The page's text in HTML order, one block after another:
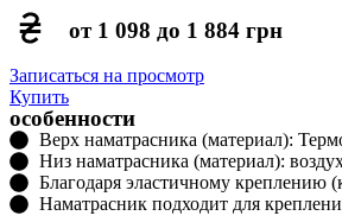
от 1 098 до 1 884 грн
Записаться на просмотр
Купить
особенности
Верх наматрасника (материал):
Низ наматрасника (материал):
Благодаря эластичному креплению
Наматрасник подходит для